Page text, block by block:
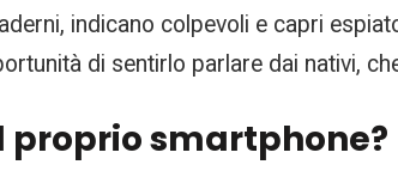
indicano colpevoli e capri
di sentirlo parlare dai nativi,
proprio smartphone?